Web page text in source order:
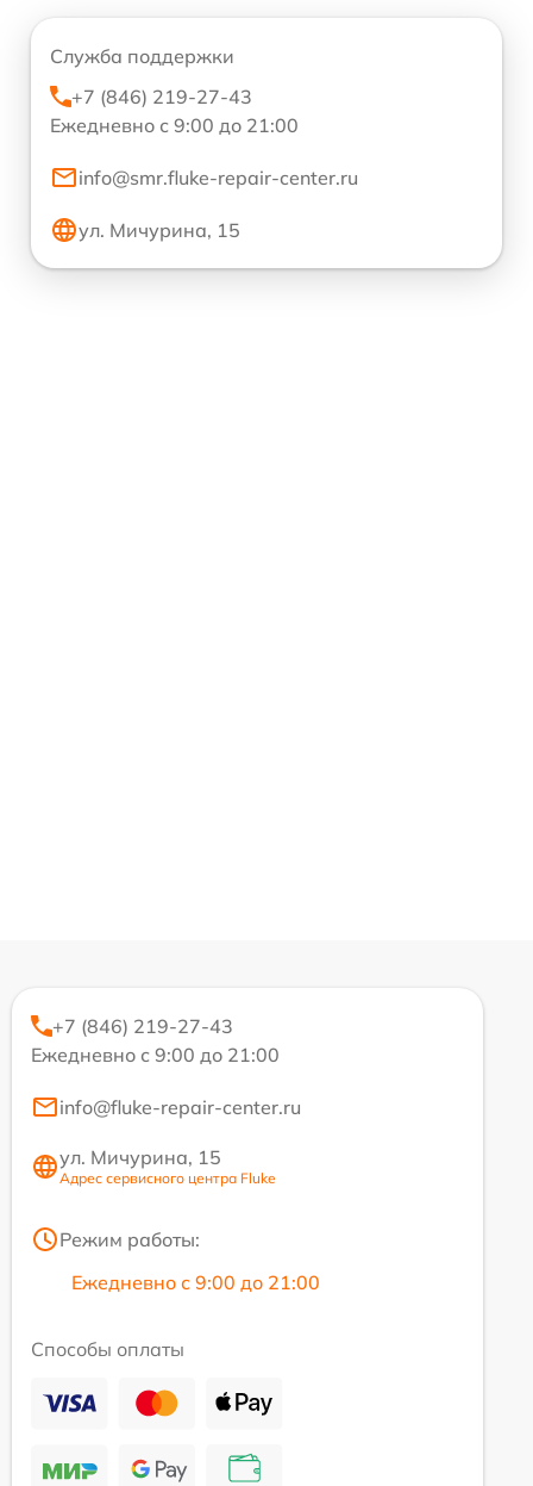
Служба поддержки
+7 (846) 219-27-43
Ежедневно с 9:00 до 21:00
info@smr.fluke-repair-center.ru
ул. Мичурина, 15
+7 (846) 219-27-43
Ежедневно с 9:00 до 21:00
info@fluke-repair-center.ru
ул. Мичурина, 15
Адрес сервисного центра Fluke
Режим работы:
Ежедневно с 9:00 до 21:00
Способы оплаты